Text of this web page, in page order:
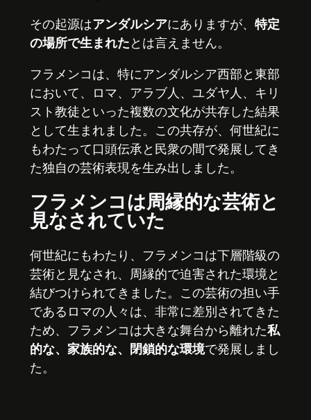
その起源はアンダルシアにありますが、 特定
の場所で生まれた とは言えません。
フラメンコは、特にアンダルシア西部と東部
において、ロマ、アラブ人、ユダヤ人、キリ
スト教徒といった複数の文化が共存した結果
として生まれました。この共存が、何世紀に
もわたって口頭伝承と民衆の間で発展してき
た独自の芸術表現を生み出しました。
フラメンコは周縁的な芸術と
見なされていた
何世紀にもわたり、フラメンコは下層階級の
芸術と見なされ、周縁的で迫害された環境と
結びつけられてきました。この芸術の担い手
であるロマの人々は、非常に差別されてきた
ため、フラメンコは大きな舞台から離れた私
的な、家族的な、閉鎖的な環境で発展しまし
た。